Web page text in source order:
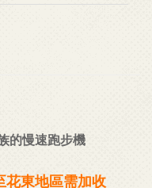
的慢速跑步機
花東地區需加收